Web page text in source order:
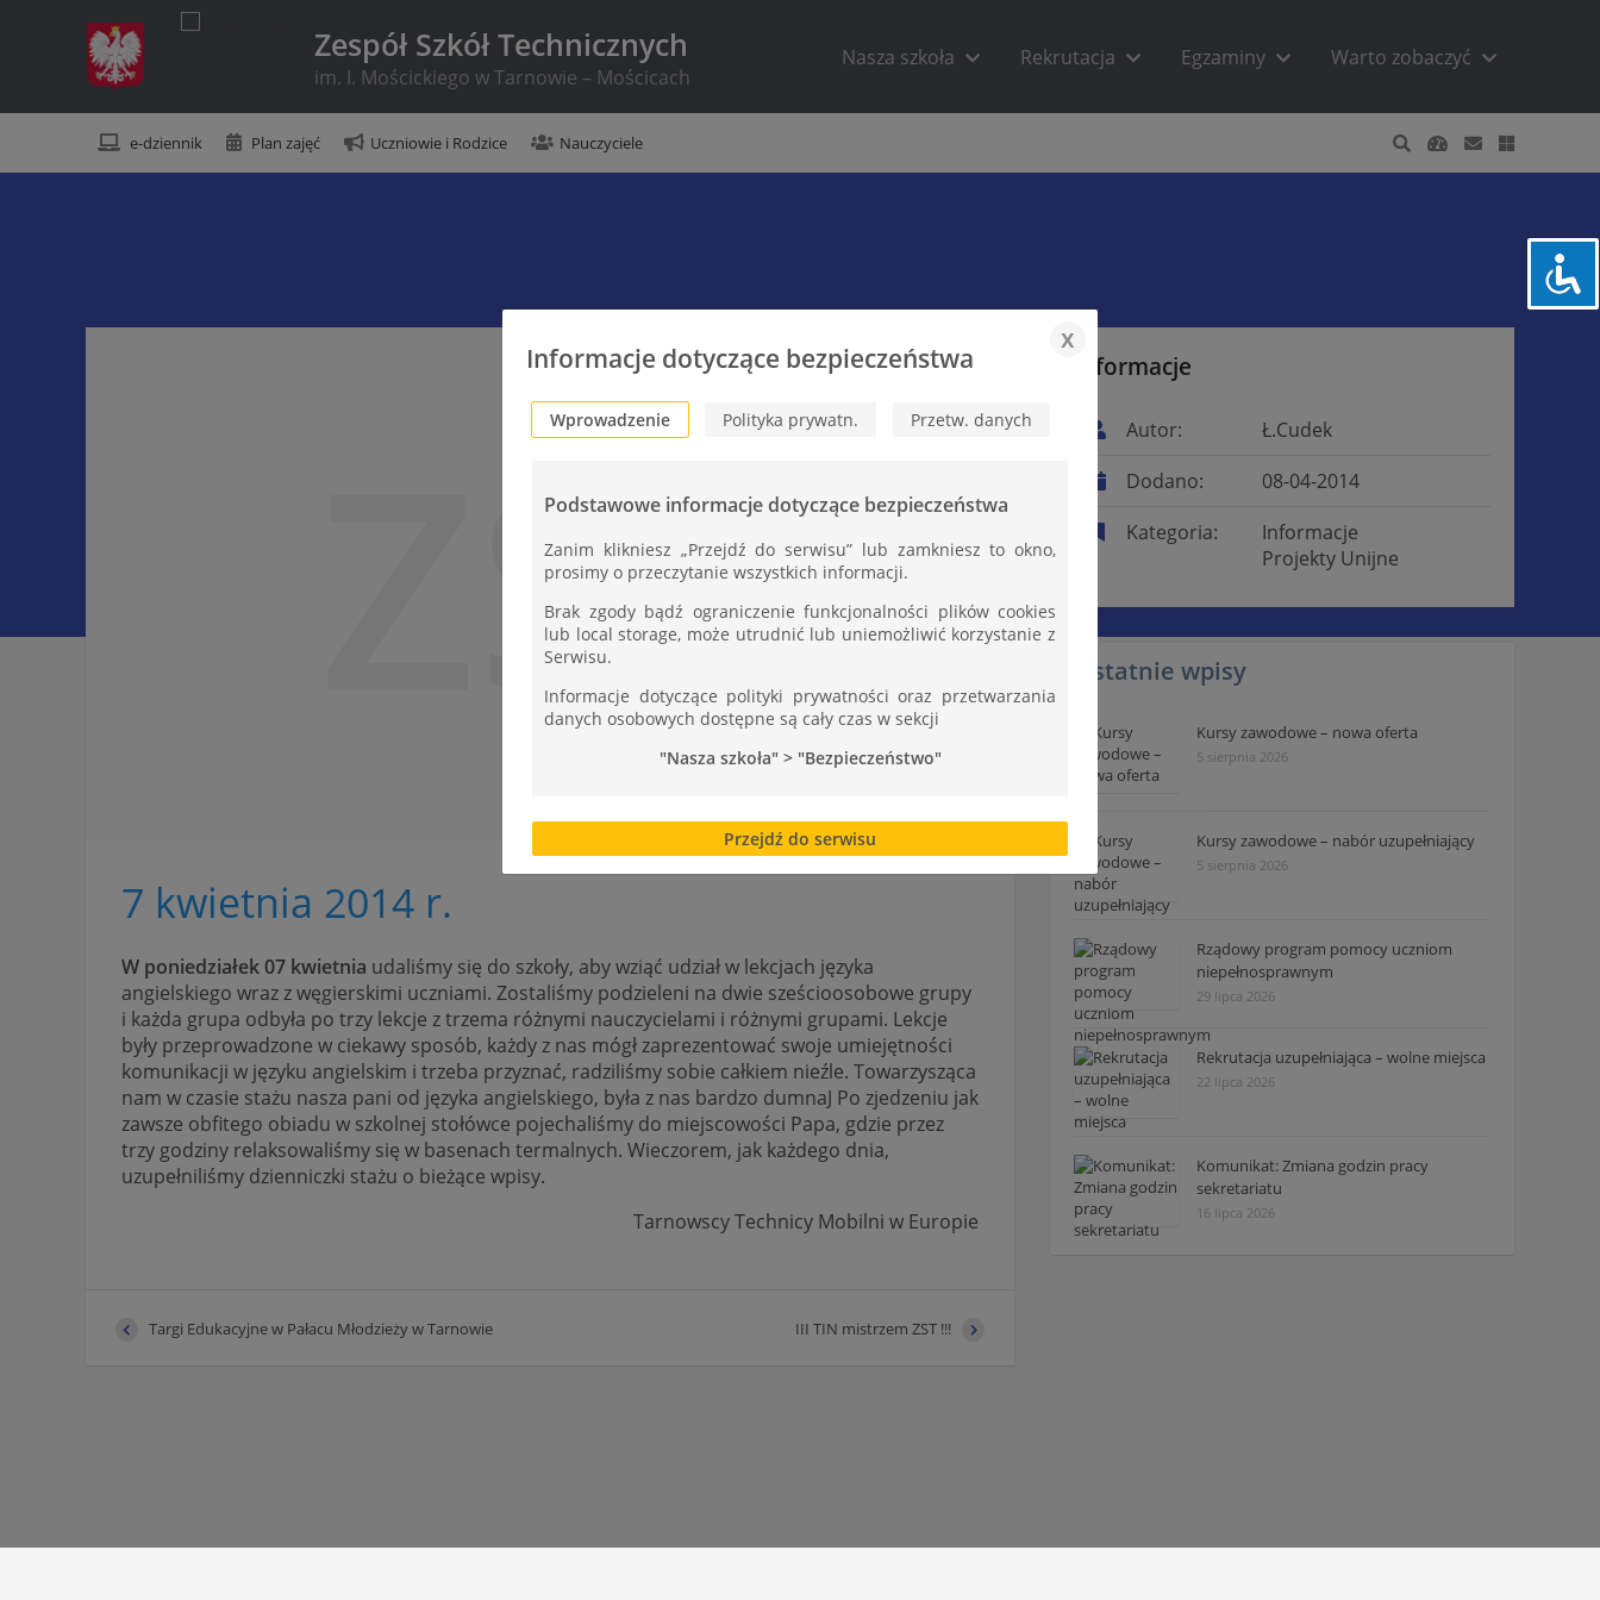
Zespół Szkół Technicznych
im. I. Mościckiego w Tarnowie – Mościcach
Nasza szkoła Rekrutacja Egzaminy Warto zobaczyć
e-dziennik Plan zajęć Uczniowie i Rodzice Nauczyciele
ZST
7 kwietnia 2014 r.
W poniedziałek 07 kwietnia udaliśmy się do szkoły, aby wziąć udział w lekcjach języka
angielskiego wraz z węgierskimi uczniami. Zostaliśmy podzieleni na dwie sześcioosobowe grupy
i każda grupa odbyła po trzy lekcje z trzema różnymi nauczycielami i różnymi grupami. Lekcje
były przeprowadzone w ciekawy sposób, każdy z nas mógł zaprezentować swoje umiejętności
komunikacji w języku angielskim i trzeba przyznać, radziliśmy sobie całkiem nieźle. Towarzysząca
nam w czasie stażu nasza pani od języka angielskiego, była z nas bardzo dumnaJ Po zjedzeniu jak
zawsze obfitego obiadu w szkolnej stołówce pojechaliśmy do miejscowości Papa, gdzie przez
trzy godziny relaksowaliśmy się w basenach termalnych. Wieczorem, jak każdego dnia,
uzupełniliśmy dzienniczki stażu o bieżące wpisy.
Tarnowscy Technicy Mobilni w Europie
Targi Edukacyjne w Pałacu Młodzieży w Tarnowie III TIN mistrzem ZST !!!
Informacje
Autor:
Ł.Cudek
Dodano:
08-04-2014
Kategoria:
Informacje
Projekty Unijne
Ostatnie wpisy
Kursy zawodowe – nowa oferta
5 sierpnia 2026
Kursy zawodowe – nabór uzupełniający
5 sierpnia 2026
Rządowy program pomocy uczniom
niepełnosprawnym
29 lipca 2026
Rekrutacja uzupełniająca – wolne miejsca
22 lipca 2026
Komunikat: Zmiana godzin pracy
sekretariatu
16 lipca 2026
Informacje dotyczące bezpieczeństwa
x
Wprowadzenie Polityka prywatn. Przetw. danych
Podstawowe informacje dotyczące bezpieczeństwa
Zanim klikniesz „Przejdź do serwisu” lub zamkniesz to okno,
prosimy o przeczytanie wszystkich informacji.
Brak zgody bądź ograniczenie funkcjonalności plików cookies
lub local storage, może utrudnić lub uniemożliwić korzystanie z
Serwisu.
Informacje dotyczące polityki prywatności oraz przetwarzania
danych osobowych dostępne są cały czas w sekcji
"Nasza szkoła" > "Bezpieczeństwo"
Przejdź do serwisu